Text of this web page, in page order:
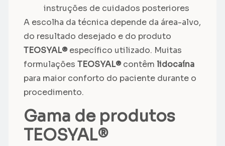
instruções de cuidados posteriores
A escolha da técnica depende da área-alvo,
do resultado desejado e do produto
TEOSYAL®específico utilizado. Muitas
formulações TEOSYAL®contêm lidocaína
para maior conforto do paciente durante o
procedimento.
Gama de produtos
TEOSYAL®